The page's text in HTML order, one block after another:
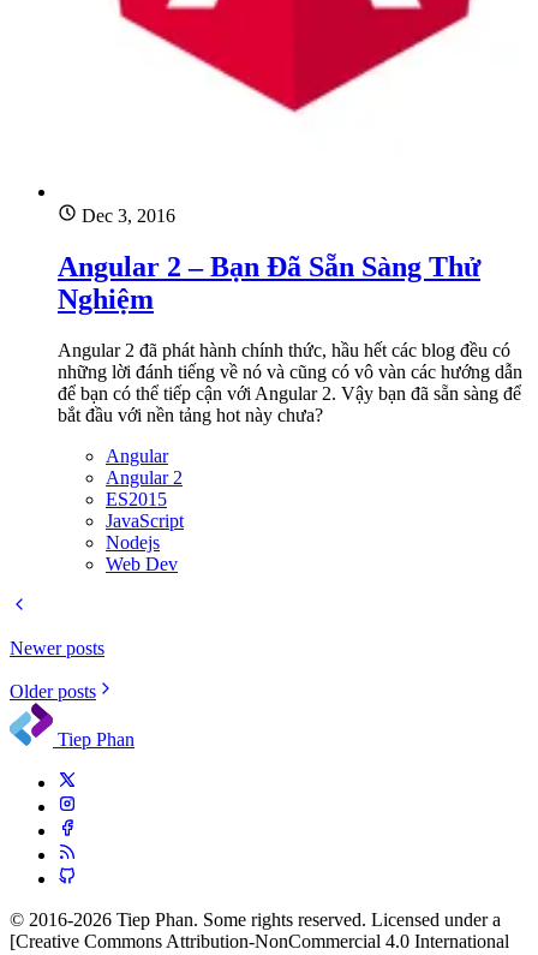
Dec 3, 2016
Angular 2 – Bạn Đã Sẵn Sàng Thử
Nghiệm
Angular 2 đã phát hành chính thức, hầu hết các blog đều có
những lời đánh tiếng về nó và cũng có vô vàn các hướng dẫn
để bạn có thể tiếp cận với Angular 2. Vậy bạn đã sẵn sàng để
bắt đầu với nền tảng hot này chưa?
Angular
Angular 2
ES2015
JavaScript
Nodejs
Web Dev
Newer posts
Older posts
Tiep Phan
© 2016-2026 Tiep Phan. Some rights reserved. Licensed under a
[Creative Commons Attribution-NonCommercial 4.0 International